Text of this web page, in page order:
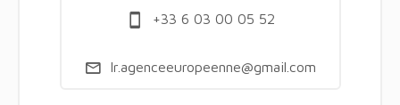
+33 6 03 00 05 52
lr.agenceeuropeenne@gmail.com